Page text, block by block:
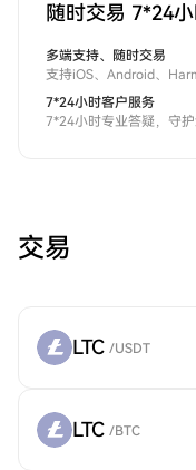
随时交易 7*24
多端支持、随时交易
支持iOS、Android、
7*24小时客户服务
7*24小时专业答疑，守
交易
LTC /USDT
LTC /BTC